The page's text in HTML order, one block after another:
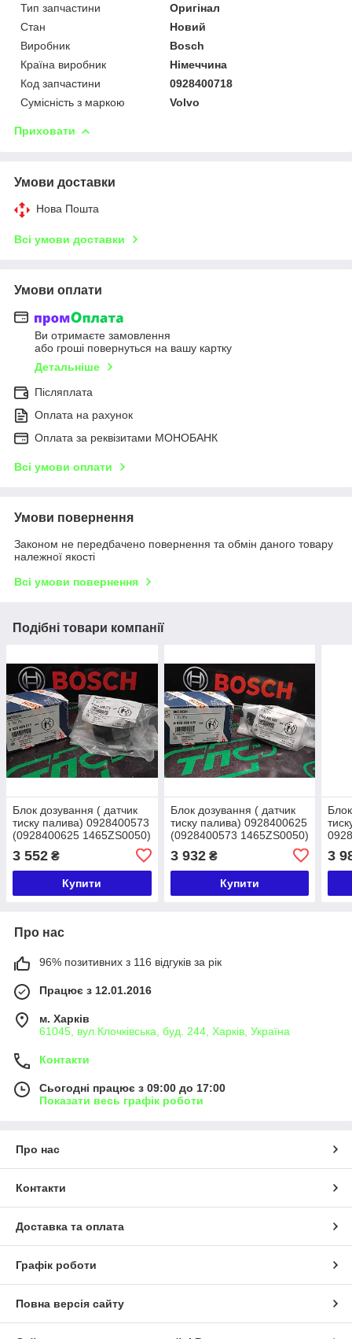
Тип запчастини
Оригінал
Стан
Новий
Виробник
Bosch
Країна виробник
Німеччина
Код запчастини
0928400718
Сумісність з маркою
Volvo
Приховати
Умови доставки
Нова Пошта
Всі умови доставки
Умови оплати
Ви отримаєте замовлення
або гроші повернуться на вашу картку
Детальніше
Післяплата
Оплата на рахунок
Оплата за реквізитами МОНОБАНК
Всі умови оплати
Умови повернення
Законом не передбачено повернення та обмін даного товару
належної якості
Всі умови повернення
Подібні товари компанії
Блок дозування ( датчик
тиску палива) 0928400573
(0928400625 1465ZS0050)
3 552 ₴
Купити
Блок дозування ( датчик
тиску палива) 0928400625
(0928400573 1465ZS0050)
3 932₴
Купити
3
Про нас
96% позитивних з 116 відгуків за рік
Працює з 12.01.2016
м. Харків
61045, вул.Клочківська, буд. 244, Харків, Україна
Контакти
Сьогодні працює з 09:00 до 17:00
Показати весь графік роботи
Про нас
Контакти
Доставка та оплата
Графік роботи
Повна версія сайту